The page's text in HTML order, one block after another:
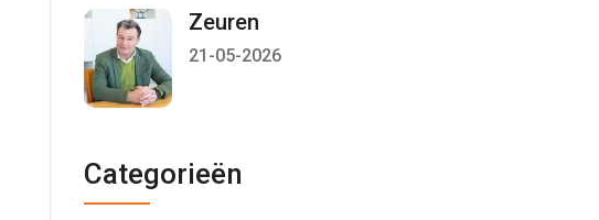
Zeuren
21-05-2026
Categorieën